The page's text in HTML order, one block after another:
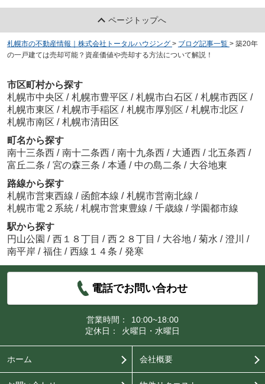
ページトップへ
札幌市の不動産情報｜株式会社トータルハウジング > ブログ記事一覧 > 築20年
の一戸建ては売却可能？資産価値や売却する方法について解説！
市区町村から探す
札幌市中央区 / 札幌市豊平区 / 札幌市白石区 / 札幌市西区 /
札幌市東区 / 札幌市手稲区 / 札幌市厚別区 / 札幌市北区 /
札幌市南区 / 札幌市清田区
町名から探す
南十三条西 / 南十二条西 / 南十九条西 / 大通西 / 北五条西 /
富丘二条 / 宮の森三条 / 本通 / 中の島二条 / 大谷地東
路線から探す
札幌市営東西線 / 函館本線 / 札幌市営南北線 /
札幌市電２系統 / 札幌市営東豊線 / 千歳線 / 学園都市線
駅から探す
円山公園 / 西１８丁目 / 西２８丁目 / 大谷地 / 菊水 / 澄川
/
南平岸 / 福住 / 西線１４条 / 発寒
電話でお問い合わせ
営業時間：
10:00~18:00
定休日：
火曜日・水曜日
ホーム 会社概要